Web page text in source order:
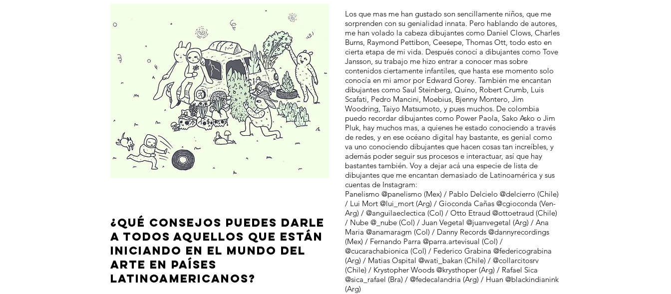
¿QUÉ CONSEJOS PUEDES DARLE
A TODOS AQUELLOS QUE ESTÁN
INICIANDO EN EL MUNDO DEL
ARTE EN PAÍSES
LATINOAMERICANOS?
Los que mas me han gustado son sencillamente niños, que me
sorprenden con su genialidad innata. Pero hablando de autores,
me han volado la cabeza dibujantes como Daniel Clows, Charles
Burns, Raymond Pettibon, Ceesepe, Thomas Ott, todo esto en
cierta etapa de mi vida. Después conocí a dibujantes como Tove
Jansson, su trabajo me hizo entrar a conocer mas sobre
contenidos ciertamente infantiles, que hasta ese momento solo
conocía en mi amor por Edward Gorey. También me encantan
dibujantes como Saul Steinberg, Quino, Robert Crumb, Luis
Scafati, Pedro Mancini, Moebius, Bjenny Montero, Jim
Woodring, Taiyo Matsumoto, y pues muchos. De colombia
puedo recordar dibujantes como Power Paola, Sako Asko o Jim
Pluk, hay muchos mas, a quienes he estado conociendo a través
de redes, y en ese océano digital hay bastante, es genial como
va uno conociendo dibujantes que hacen cosas tan increíbles, y
además poder seguir sus procesos e interactuar, así que hay
bastantes también. Voy a dejar acá una especie de lista de
dibujantes que me encantan demasiado de Latinoamérica y sus
cuentas de Instagram:
Panelismo @panelismo (Mex) / Pablo Delcielo @delcierro (Chile)
/ Lui Mort @lui_mort (Arg) / Gioconda Cañas @cgioconda (Ven-
Arg) / @anguilaeclectica (Col) / Otto Etraud @ottoetraud (Chile)
/ Nube @_nube (Col) / Juan Vegetal @juanvegetal (Arg) / Ana
Maria @anamaragm (Col) / Danny Records @dannyrecordings
(Mex) / Fernando Parra @parra.artevisual (Col) /
@cucarachabionica (Col) / Federico Grabina @federicograbina
(Arg) / Matias Ospital @wati_bakan (Chile) / @collarcitosrv
(Chile) / Krystopher Woods @krysthoper (Arg) / Rafael Sica
@sica_rafael (Bra) / @fedecalandria (Arg) / Huan @blackindianink
(Arg)